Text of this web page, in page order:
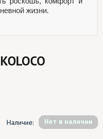
жизни.
Наличие: Hет в наличии